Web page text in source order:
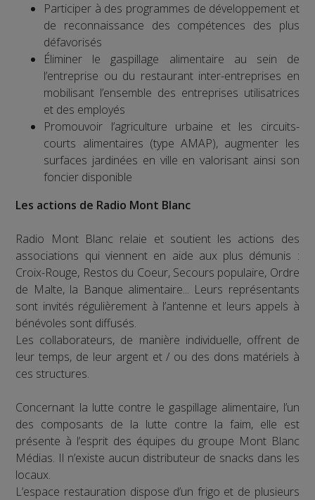
Participer à des programmes de développement et
de reconnaissance des compétences des plus
défavorisés
Éliminer le gaspillage alimentaire au sein de
l’entreprise ou du restaurant inter-entreprises en
mobilisant l’ensemble des entreprises utilisatrices
et des employés
Promouvoir l’agriculture urbaine et les circuits-
courts alimentaires (type AMAP), augmenter les
surfaces jardinées en ville en valorisant ainsi son
foncier disponible
Les actions de Radio Mont Blanc
Radio Mont Blanc relaie et soutient les actions des
associations qui viennent en aide aux plus démunis :
Croix-Rouge, Restos du Coeur, Secours populaire, Ordre
de Malte, la Banque alimentaire... Leurs représentants
sont invités régulièrement à l’antenne et leurs appels à
bénévoles sont diffusés.
Les collaborateurs, de manière individuelle, offrent de
leur temps, de leur argent et / ou des dons matériels à
ces structures.
Concernant la lutte contre le gaspillage alimentaire, l’un
des composants de la lutte contre la faim, elle est
présente à l’esprit des équipes du groupe Mont Blanc
Médias. Il n’existe aucun distributeur de snacks dans les
locaux.
L’espace restauration dispose d’un frigo et de plusieurs